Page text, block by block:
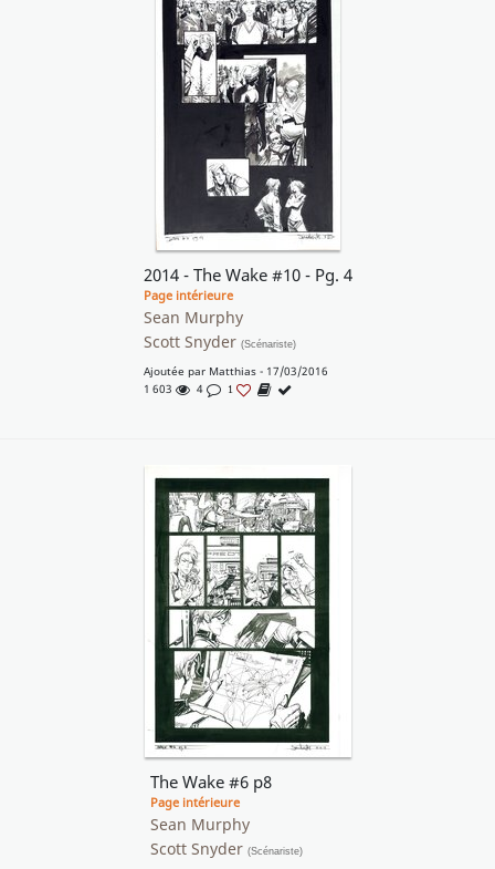
2014 - The Wake #10 - Pg. 4
Page intérieure
Sean Murphy
Scott Snyder (Scénariste)
Ajoutée par Matthias- 17/03/2016
1 603
4 1
The Wake #6 p8
Page intérieure
Sean Murphy
Scott Snyder (Scénariste)